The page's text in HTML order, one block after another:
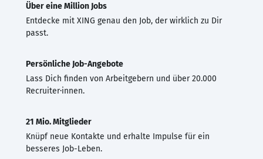
Über eine Million Jobs
Entdecke mit XING genau den Job, der wirklich zu Dir
passt.
Persönliche Job-Angebote
Lass Dich finden von Arbeitgebern und über 20.000
Recruiter·innen.
21 Mio. Mitglieder
Knüpf neue Kontakte und erhalte Impulse für ein
besseres Job-Leben.